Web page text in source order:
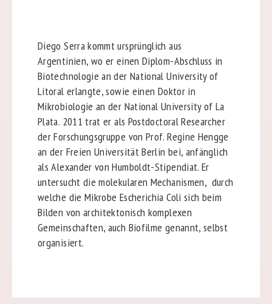
Diego Serra kommt ursprünglich aus
Argentinien, wo er einen Diplom-Abschluss in
Biotechnologie an der National University of
Litoral erlangte, sowie einen Doktor in
Mikrobiologie an der National University of La
Plata. 2011 trat er als Postdoctoral Researcher
der Forschungsgruppe von Prof. Regine Hengge
an der Freien Universität Berlin bei, anfänglich
als Alexander von Humboldt-Stipendiat. Er
untersucht die molekularen Mechanismen, durch
welche die Mikrobe Escherichia Coli sich beim
Bilden von architektonisch komplexen
Gemeinschaften, auch Biofilme genannt, selbst
organisiert.